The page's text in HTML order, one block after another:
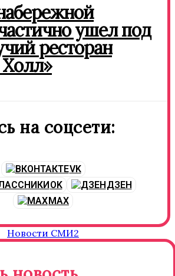
ушел под
ресторан
Холл»
на соцсети:
VK
OK
ДЗЕН
MAX
Новости СМИ2